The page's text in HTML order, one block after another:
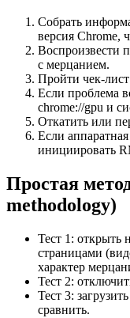
Собрать
версия Chrome,
Воспроизвести
с мерцанием.
Пройти чек-
Если проблема
chrome://gpu и
Откатить или
Если
инициировать
Простая
methodology)
Тест 1: открыть
страницами
характер
Тест 2:
Тест 3:
сравнить.